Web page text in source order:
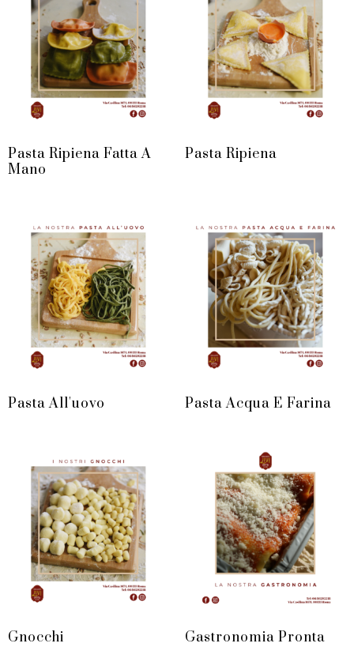
Pasta Ripiena Fatta A
Mano
Pasta Ripiena
Pasta All'uovo Pasta Acqua E Farina
Gnocchi Gastronomia Pronta